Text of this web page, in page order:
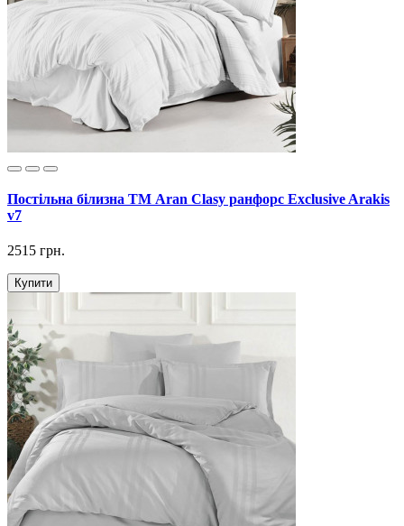
Постільна білизна ТМ Aran Clasy ранфорс Exclusive Arakis
v7
2515 грн.
Купити